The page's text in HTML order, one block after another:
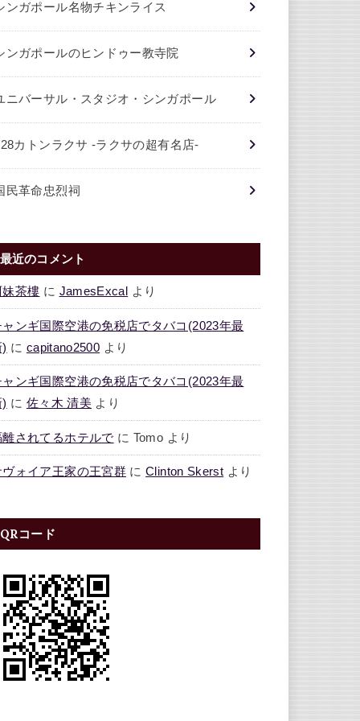
ンガポール名物チキンライス
ンガポールのヒンドゥー教寺院
ニバーサル・スタジオ・シンガポール
カトンラクサ -ラクサの超有名店-
民革命忠烈祠
最近のコメント
妹茶樓 に JamesExcal より
ャンギ国際空港の免税店でタバコ(2023年最
に capitano2500 より
ャンギ国際空港の免税店でタバコ(2023年最
に 佐々木 清美 より
離されてるホテルで に Tomo より
ヴォイア王家の王宮群 にClinton Skerst より
QRコード